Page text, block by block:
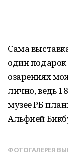
Сама
один
озарениях
лично, ведь
музее РБ
Альфией
ФОТОГАЛЕРЕЯ